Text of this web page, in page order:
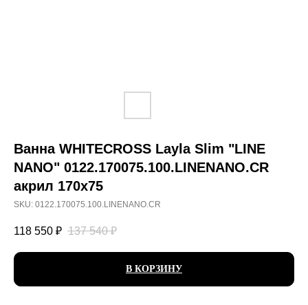
Ванна WHITECROSS Layla Slim "LINE
NANO" 0122.170075.100.LINENANO.CR
акрил 170х75
SKU: 0122.170075.100.LINENANO.CR
118 550 ₽ 137 540 ₽
В КОРЗИНУ